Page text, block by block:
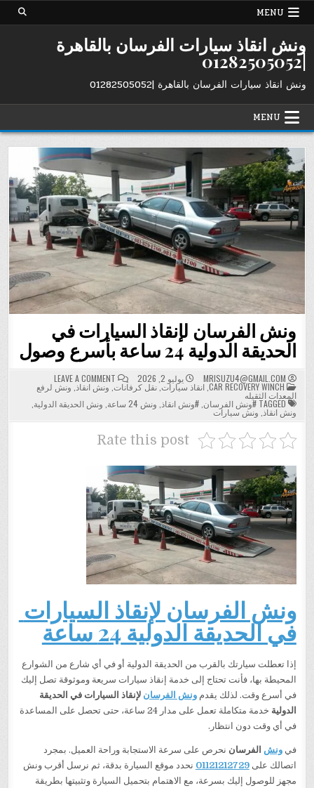
Skip
MENU
ونش انقاذ سيارات الفرسان بالقاهرة
|01282505052
ونش انقاذ سيارات الفرسان بالقاهرة |01282505052
MENU
ونش الفرسان لإنقاذ السيارات في
الحديقة الدولية 24 ساعة بأسرع وصول
MRISUZU4@GMAIL.COM يوليو 2, 2026 LEAVE A COMMENT
ON
ونش
الفرسان
لإنقاذ
السيارات
في
POSTED
IN
CAR RECOVERY WINCH
,انقاذ سيارات,نقل كرفانات, ونش انقاذ, ونش لرفع
المعدات الثقيله
#ونش الفرسان,#ونش انقاذ, ونش 24 ساعة , ونش الحديقة الدولية,
ونش انقاذ, ونش سيارات
Rate this post
في الحديقة الدولية 24 ساعة
في أسرع وقت. لذلك يقدمونش الفرسان
الدولية
في أي وقت دون انتظار.
فيونش الفرسان
اتصالك على01121212729